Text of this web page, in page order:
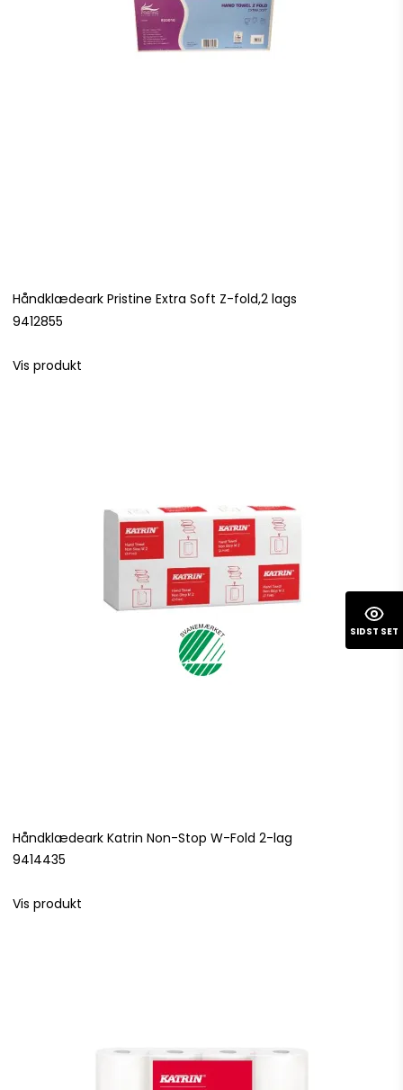
Håndklædeark Pristine Extra Soft Z-fold,2 lags
9412855
Vis produkt
Håndklædeark Katrin Non-Stop W-Fold 2-lag
9414435
Vis produkt
SIDST SET